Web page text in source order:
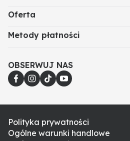
Oferta
Metody płatności
OBSERWUJ NAS
Polityka prywatności
Ogólne warunki handlowe